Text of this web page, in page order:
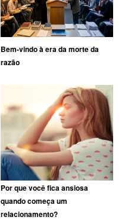
Bem-vindo à era da morte da
razão
Por que você fica ansiosa
quando começa um
relacionamento?